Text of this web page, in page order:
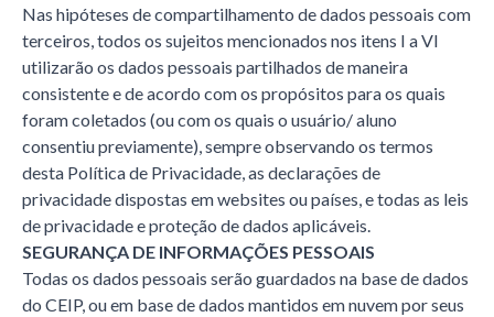
Nas hipóteses de compartilhamento de dados pessoais com
terceiros, todos os sujeitos mencionados nos itens I a VI
utilizarão os dados pessoais partilhados de maneira
consistente e de acordo com os propósitos para os quais
foram coletados (ou com os quais o usuário/ aluno
consentiu previamente), sempre observando os termos
desta Política de Privacidade, as declarações de
privacidade dispostas em websites ou países, e todas as leis
de privacidade e proteção de dados aplicáveis.
SEGURANÇA DE INFORMAÇÕES PESSOAIS
Todas os dados pessoais serão guardados na base de dados
do CEIP, ou em base de dados mantidos em nuvem por seus